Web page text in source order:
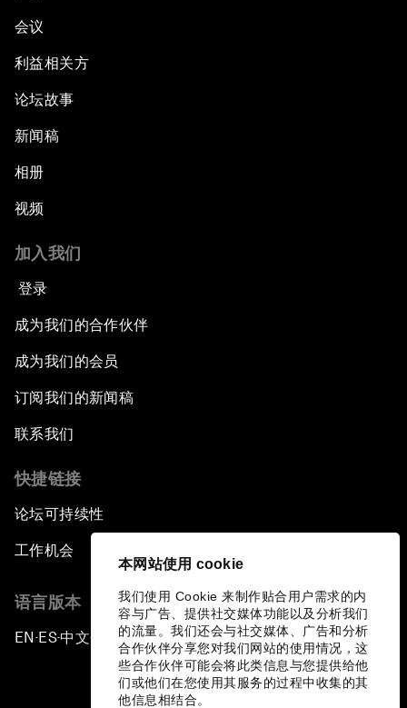
本网站使用 cookie
我们使用 Cookie 来制作贴合用户需求的内
容与广告、提供社交媒体功能以及分析我们
的流量。我们还会与社交媒体、广告和分析
合作伙伴分享您对我们网站的使用情况，这
些合作伙伴可能会将此类信息与您提供给他
们或他们在您使用其服务的过程中收集的其
他信息相结合。
会议
利益相关方
论坛故事
新闻稿
相册
视频
加入我们
登录
成为我们的合作伙伴
成为我们的会员
订阅我们的新闻稿
联系我们
快捷链接
论坛可持续性
工作机会
语言版本
EN ▪ES▪中文▪ 日本語